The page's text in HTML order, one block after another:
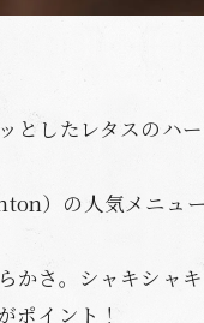
としたレタスのハ
）の人気メニュ
さ。シャキシャ
ポイント！